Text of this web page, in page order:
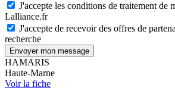
J'accepte les conditions de traitement de
Lalliance.fr
J'accepte de recevoir des offres de
recherche
Envoyer mon message
HAMARIS
Haute-Marne
Voir la fiche